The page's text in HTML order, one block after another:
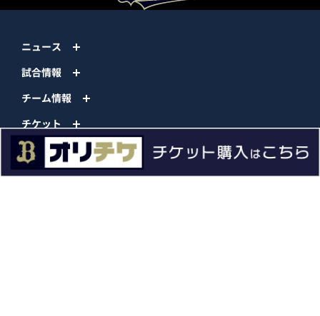
ニュース
試合情報
チーム情報
チケット
イベント
ファンクラブ